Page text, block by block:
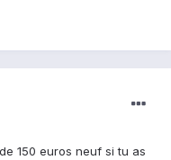
150 euros neuf si tu as